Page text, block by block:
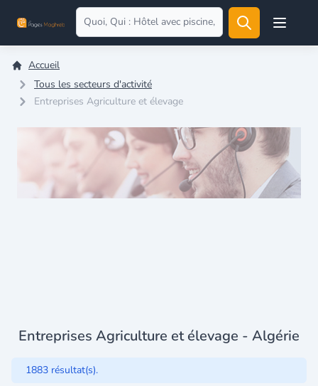
Open
Accueil
Tous les secteurs d'activité
Entreprises Agriculture et élevage
Entreprises Agriculture et élevage - Algérie
1883 résultat(s).